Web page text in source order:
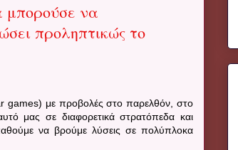
μπορούσε να
προληπτικώς το
games) με προβολές στο παρελθόν, στο
μας σε διαφορετικά στρατόπεδα και
να βρούμε λύσεις σε πολύπλοκα